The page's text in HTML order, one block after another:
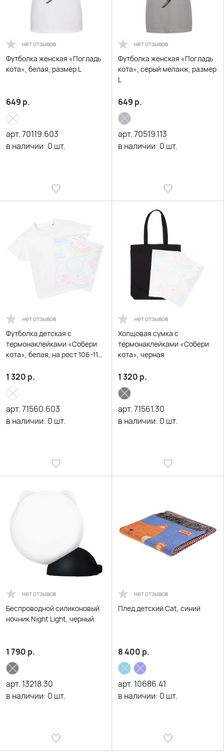
нет отзывов
Футболка женская «Погладь
кота», белая, размер L
649 р.
арт.70119.603
в наличии: 0 шт.
нет отзывов
Футболка женская «Погладь
кота», серый меланж, размер
L
649 р.
арт.70519.113
в наличии: 0 шт.
нет отзывов
Футболка детская с
термонаклейками «Собери
кота», белая, на рост 106-116
1 320 р.
арт.71560.603
в наличии: 0 шт.
нет отзывов
Холщовая сумка с
термонаклейками «Собери
кота», черная
1 320 р.
арт.71561.30
в наличии: 0 шт.
нет отзывов
Беспроводной силиконовый
ночник Night Light, черный
1 790 р.
арт. 13218.30
в наличии: 0 шт.
нет отзывов
Плед детский Cat, синий
8 400 р.
арт. 10686.41
в наличии: 0 шт.